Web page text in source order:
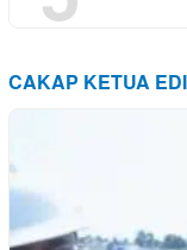
CAKAP KETUA EDI